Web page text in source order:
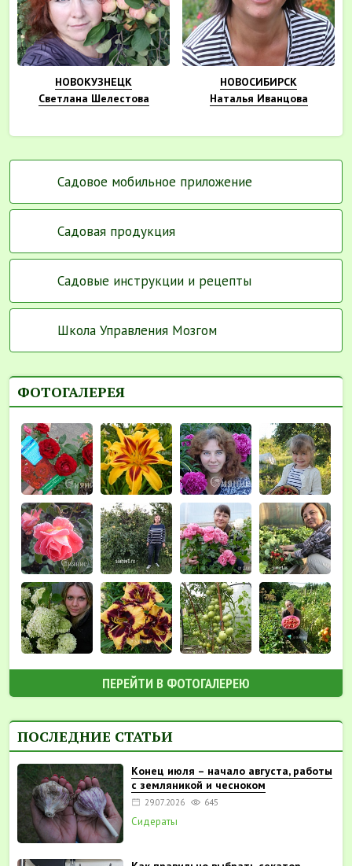
НОВОКУЗНЕЦК
Светлана Шелестова
НОВОСИБИРСК
Наталья Иванцова
Садовое мобильное приложение
Садовая продукция
Садовые инструкции и рецепты
Школа Управления Мозгом
ФОТОГАЛЕРЕЯ
ПЕРЕЙТИ В ФОТОГАЛЕРЕЮ
ПОСЛЕДНИЕ СТАТЬИ
Конец июля – начало августа, работы
с земляникой и чесноком
29.07.2026 645
Сидераты